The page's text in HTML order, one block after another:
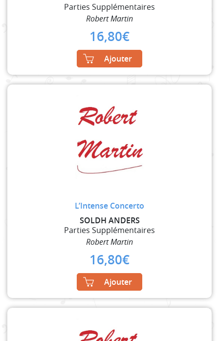
Parties Supplémentaires
Robert Martin
16,80€
Ajouter
L’Intense Concerto
SOLDH ANDERS
Parties Supplémentaires
Robert Martin
16,80€
Ajouter